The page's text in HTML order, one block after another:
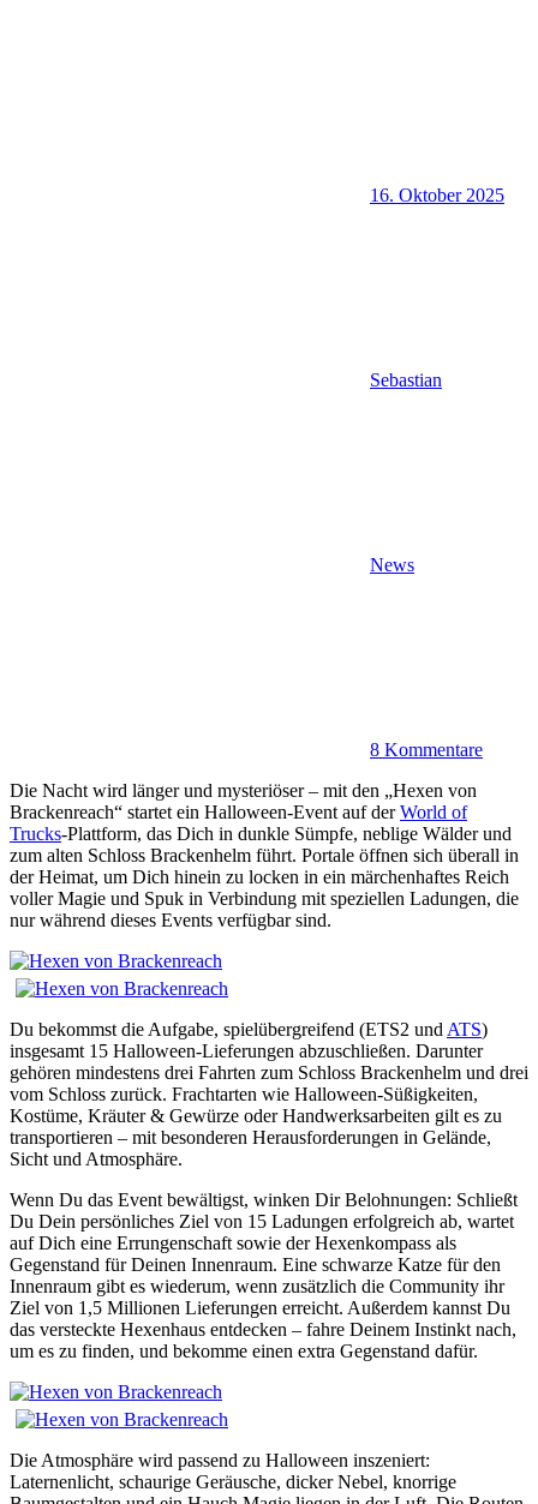
16. Oktober 2025
Sebastian
News
8 Kommentare
Die Nacht wird länger und mysteriöser – mit den „Hexen von
Brackenreach“ startet ein Halloween-Event auf derWorld of
Trucks-Plattform, das Dich in dunkle Sümpfe, neblige Wälder und
zum alten Schloss Brackenhelm führt. Portale öffnen sich überall in
der Heimat, um Dich hinein zu locken in ein märchenhaftes Reich
voller Magie und Spuk in Verbindung mit speziellen Ladungen, die
nur während dieses Events verfügbar sind.
Du bekommst die Aufgabe, spielübergreifend (ETS2 undATS)
insgesamt 15 Halloween-Lieferungen abzuschließen. Darunter
gehören mindestens drei Fahrten zum Schloss Brackenhelm und drei
vom Schloss zurück. Frachtarten wie Halloween-Süßigkeiten,
Kostüme, Kräuter & Gewürze oder Handwerksarbeiten gilt es zu
transportieren – mit besonderen Herausforderungen in Gelände,
Sicht und Atmosphäre.
Wenn Du das Event bewältigst, winken Dir Belohnungen: Schließt
Du Dein persönliches Ziel von 15 Ladungen erfolgreich ab, wartet
auf Dich eine Errungenschaft sowie der Hexenkompass als
Gegenstand für Deinen Innenraum. Eine schwarze Katze für den
Innenraum gibt es wiederum, wenn zusätzlich die Community ihr
Ziel von 1,5 Millionen Lieferungen erreicht. Außerdem kannst Du
das versteckte Hexenhaus entdecken – fahre Deinem Instinkt nach,
um es zu finden, und bekomme einen extra Gegenstand dafür.
Die Atmosphäre wird passend zu Halloween inszeniert:
Laternenlicht, schaurige Geräusche, dicker Nebel, knorrige